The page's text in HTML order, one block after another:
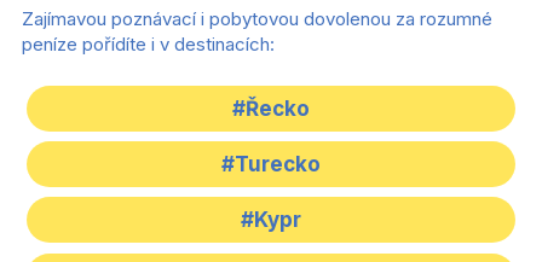
Zajímavou poznávací i pobytovou dovolenou za rozumné
peníze pořídíte i v destinacích:
#Řecko
#Turecko
#Kypr